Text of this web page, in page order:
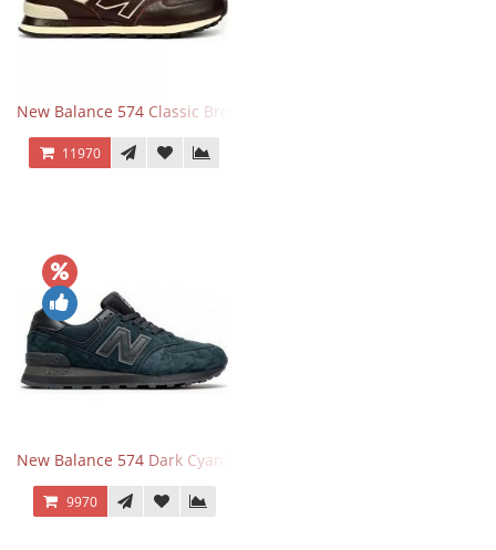
New Balance 574 Classic Brown White
11970
New Balance 574 Dark Cyan Black Suede
9970